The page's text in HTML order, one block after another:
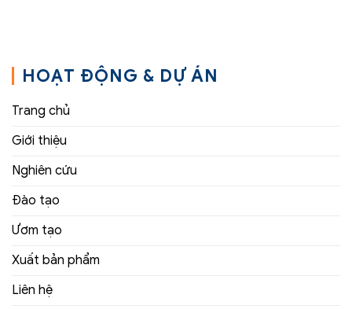
HOẠT ĐỘNG & DỰ ÁN
Trang chủ
Giới thiệu
Nghiên cứu
Đào tạo
Ươm tạo
Xuất bản phẩm
Liên hệ